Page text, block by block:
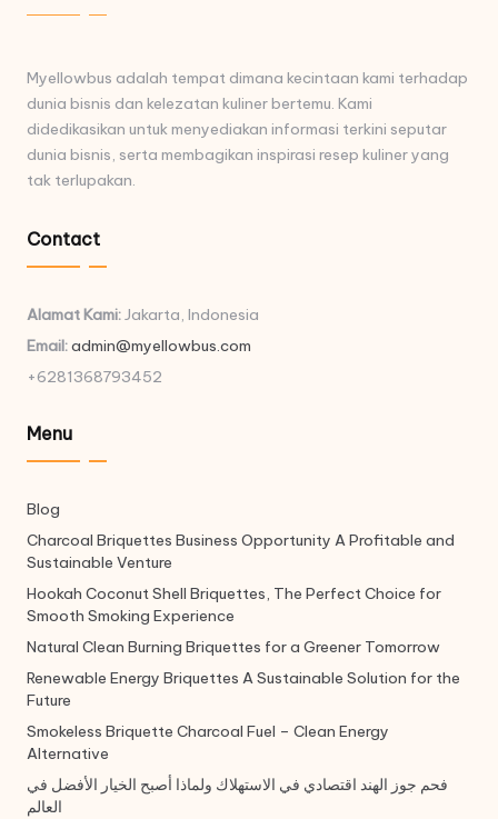
Myellowbus adalah tempat dimana kecintaan kami terhadap
dunia bisnis dan kelezatan kuliner bertemu. Kami
didedikasikan untuk menyediakan informasi terkini seputar
dunia bisnis, serta membagikan inspirasi resep kuliner yang
tak terlupakan.
Contact
Alamat Kami:Jakarta, Indonesia
Email:admin@myellowbus.com
+6281368793452
Menu
Blog
Charcoal Briquettes Business Opportunity A Profitable and
Sustainable Venture
Hookah Coconut Shell Briquettes, The Perfect Choice for
Smooth Smoking Experience
Natural Clean Burning Briquettes for a Greener Tomorrow
Renewable Energy Briquettes A Sustainable Solution for the
Future
Smokeless Briquette Charcoal Fuel – Clean Energy
Alternative
فحم جوز الهند اقتصادي في الاستهلاك ولماذا أصبح الخيار الأفضل في
العالم